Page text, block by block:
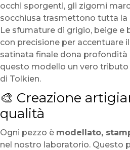
occhi sporgenti, gli zigomi
socchiusa trasmettono tutta la
Le sfumature di grigio, beige e
con precisione per accentuare
satinata finale dona profondità
questo modello un vero
di Tolkien.
🎨 Creazione
qualità
Ogni pezzo è modellato,
nel nostro laboratorio. Questo